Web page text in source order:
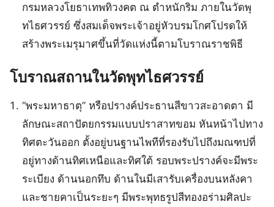
กรมหลวงโยธาเทพทิวงคต ณ ตำหนักริม ภายในวัดพุ
ทไธศวรรย์ ซึ่งสมเด็จพระเจ้าอยู่หัวบรมโกศโปรดให้
สร้างพระเมรุมาศขึ้นที่วัดแห่งนี้ตามโบราณราชพิธี
โบราณสถานในวัดพุทไธศวรรย์
“พระมหาธาตุ” หรือปรางค์ประธานสีขาวสะอาดตา มี
ลักษณะสถาปัตยกรรมแบบปราสาทขอม หันหน้าไปทาง
ทิศตะวันออก ตั้งอยู่บนฐานไพทีที่รองรับไปถึงมณฑปที่
อยู่ทางด้านทิศเหนือและทิศใต้ รอบพระปรางค์จะมีพระ
ระเบียง ด้านนอกทึบ ด้านในมีเสารับเครื่องบนหลังคา
และชายคาเป็นระยะๆ มีพระพุทธรูปสีทองอร่ามศิลปะ